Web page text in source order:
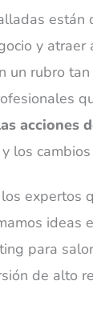
están
y atraer
un rubro
acciones
y los
expertos
ideas
para
de alto